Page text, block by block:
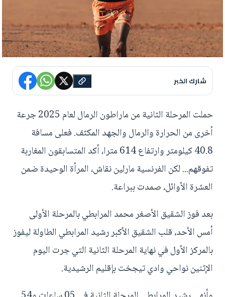
شارك الخبر
حملت المرحلة الثانية من ماراطون الرمال لعام 2025 جرعة
أخرى من الحرارة والرمال والجهد المكثف. فعلى مسافة
40.8 كيلومتر وارتفاع 614 مترا، أكد المتسابقون المغاربة
تفوقهم... لكن الفرنسية مارلين نقاش، المرأة الوحيدة ضمن
العشرة الأوائل، صمدت ببراعة.
بعد فوز الشقيق الأصغر محمد المرابطي بالمرحلة الأولى
أمس الأحد، قلب الشقيق الأكبر رشيد المرابطي الطاولة ليفوز
بالمركز الأول في نهاية المرحلة الثانية التي جرت اليوم
الإثنين نواحي وادي تيجخت بإقليم الرشيدية.